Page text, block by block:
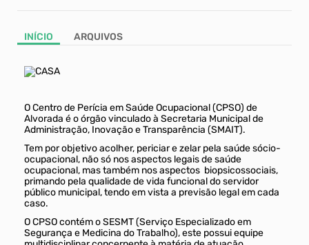
INÍCIO ARQUIVOS
O Centro de Perícia em Saúde Ocupacional (CPSO) de
Alvorada é o órgão vinculado à Secretaria Municipal de
Administração, Inovação e Transparência (SMAIT).
Tem por objetivo acolher, periciar e zelar pela saúde sócio-
ocupacional, não só nos aspectos legais de saúde
ocupacional, mas também nos aspectos biopsicossociais,
primando pela qualidade de vida funcional do servidor
público municipal, tendo em vista a previsão legal em cada
caso.
O CPSO contém o SESMT (Serviço Especializado em
Segurança e Medicina do Trabalho), este possui equipe